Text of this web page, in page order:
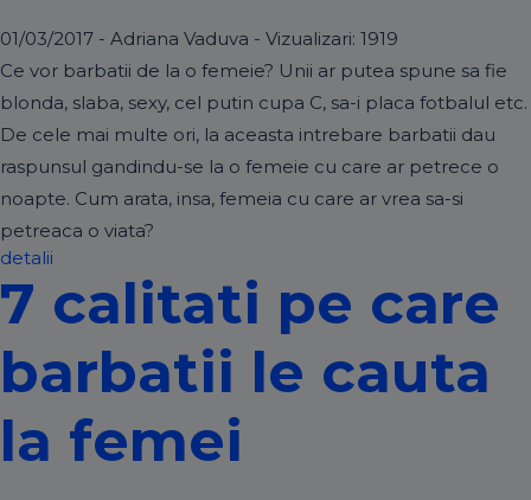
01/03/2017 - Adriana Vaduva - Vizualizari: 1919
Ce vor barbatii de la o femeie? Unii ar putea spune sa fie
blonda, slaba, sexy, cel putin cupa C, sa-i placa fotbalul etc.
De cele mai multe ori, la aceasta intrebare barbatii dau
raspunsul gandindu-se la o femeie cu care ar petrece o
noapte. Cum arata, insa, femeia cu care ar vrea sa-si
petreaca o viata?
detalii
7 calitati pe care
barbatii le cauta
la femei